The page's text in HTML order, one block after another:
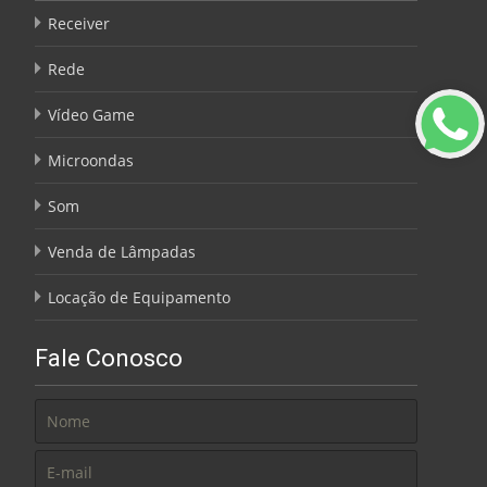
Receiver
Rede
Vídeo Game
Microondas
Som
Venda de Lâmpadas
Locação de Equipamento
Fale Conosco